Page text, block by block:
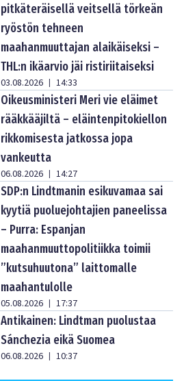
pitkäteräisellä veitsellä törkeän
ryöstön tehneen
maahanmuuttajan alaikäiseksi –
THL:n ikäarvio jäi ristiriitaiseksi
03.08.2026 | 14:33
Oikeusministeri Meri vie eläimet
rääkkääjiltä – eläintenpitokiellon
rikkomisesta jatkossa jopa
vankeutta
06.08.2026 | 14:27
SDP:n Lindtmanin esikuvamaa sai
kyytiä puoluejohtajien paneelissa
– Purra: Espanjan
maahanmuuttopolitiikka toimii
”kutsuhuutona” laittomalle
maahantulolle
05.08.2026 | 17:37
Antikainen: Lindtman puolustaa
Sánchezia eikä Suomea
06.08.2026 | 10:37